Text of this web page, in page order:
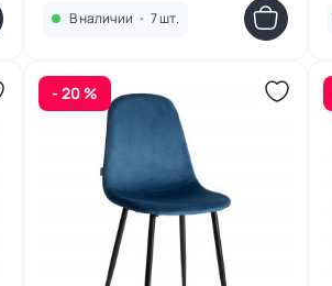
В наличии • 7 шт.
- 20 %